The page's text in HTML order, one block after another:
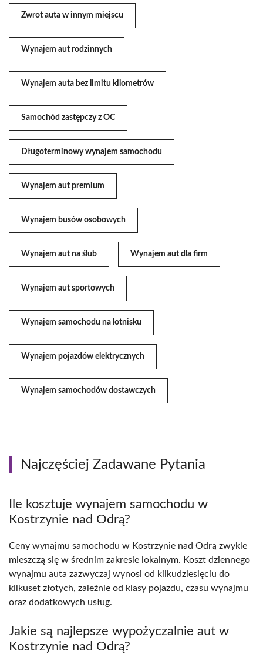
Zwrot auta w innym miejscu
Wynajem aut rodzinnych
Wynajem auta bez limitu kilometrów
Samochód zastępczy z OC
Długoterminowy wynajem samochodu
Wynajem aut premium
Wynajem busów osobowych
Wynajem aut na ślub Wynajem aut dla firm
Wynajem aut sportowych
Wynajem samochodu na lotnisku
Wynajem pojazdów elektrycznych
Wynajem samochodów dostawczych
Najczęściej Zadawane Pytania
Ile kosztuje wynajem samochodu w
Kostrzynie nad Odrą?
Ceny wynajmu samochodu w Kostrzynie nad Odrą zwykle
mieszczą się w średnim zakresie lokalnym. Koszt dziennego
wynajmu auta zazwyczaj wynosi od kilkudziesięciu do
kilkuset złotych, zależnie od klasy pojazdu, czasu wynajmu
oraz dodatkowych usług.
Jakie są najlepsze wypożyczalnie aut w
Kostrzynie nad Odrą?